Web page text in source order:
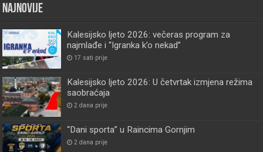
Najnovije
Kalesijsko ljeto 2026: večeras program za
najmlađe i “Igranka k’o nekad”
17 sati prije
Kalesijsko ljeto 2026: U četvrtak izmjena režima
saobraćaja
2 dana prije
“Dani sporta” u Raincima Gornjim
2 dana prije